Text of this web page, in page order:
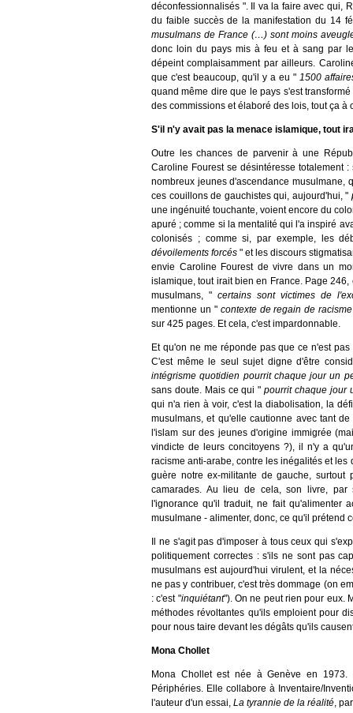
déconfessionnalisés ". Il va la faire avec qui,
du faible succès de la manifestation du 14
musulmans de France (…) sont moins
donc loin du pays mis à feu et à sang par
dépeint complaisamment par ailleurs.
que c'est beaucoup, qu'il y a eu " 1500
quand même dire que le pays s'est
des commissions et élaboré des lois, tout ça à
S'il n'y avait pas la menace islamique, tout
Outre les chances de parvenir à une
Caroline Fourest se désintéresse totalement
nombreux jeunes d'ascendance musulmane,
ces couillons de gauchistes qui, aujourd'hui, "
une ingénuité touchante, voient encore du
apuré ; comme si la mentalité qui l'a inspiré
colonisés ; comme si, par exemple, les
dévoilements forcés " et les discours
envie Caroline Fourest de vivre dans un
islamique, tout irait bien en France. Page
musulmans, "certains sont victimes de
mentionne un "contexte de regain de
sur 425 pages. Et cela, c'est impardonnable.
Et qu'on ne me réponde pas que ce n'est
C'est même le seul sujet digne d'être
intégrisme quotidien pourrit chaque jour un
sans doute. Mais ce qui " pourrit chaque jour
qui n'a rien à voir, c'est la diabolisation, la
musulmans, et qu'elle cautionne avec tant
l'islam sur des jeunes d'origine immigrée
vindicte de leurs concitoyens ?), il n'y a
racisme anti-arabe, contre les inégalités et
guère notre ex-militante de gauche,
camarades. Au lieu de cela, son livre, par
l'ignorance qu'il traduit, ne fait qu'alimenter
musulmane - alimenter, donc, ce qu'il prétend
Il ne s'agit pas d'imposer à tous ceux qui
politiquement correctes : s'ils ne sont pas
musulmans est aujourd'hui virulent, et la
ne pas y contribuer, c'est très dommage (on
: c'est "inquiétant"). On ne peut rien pour eux.
méthodes révoltantes qu'ils emploient pour
pour nous taire devant les dégâts qu'ils
Mona Chollet
Mona Chollet est née à Genève en 1973.
Périphéries. Elle collabore à Inventaire/
l'auteur d'un essai, La tyrannie de la réalité,